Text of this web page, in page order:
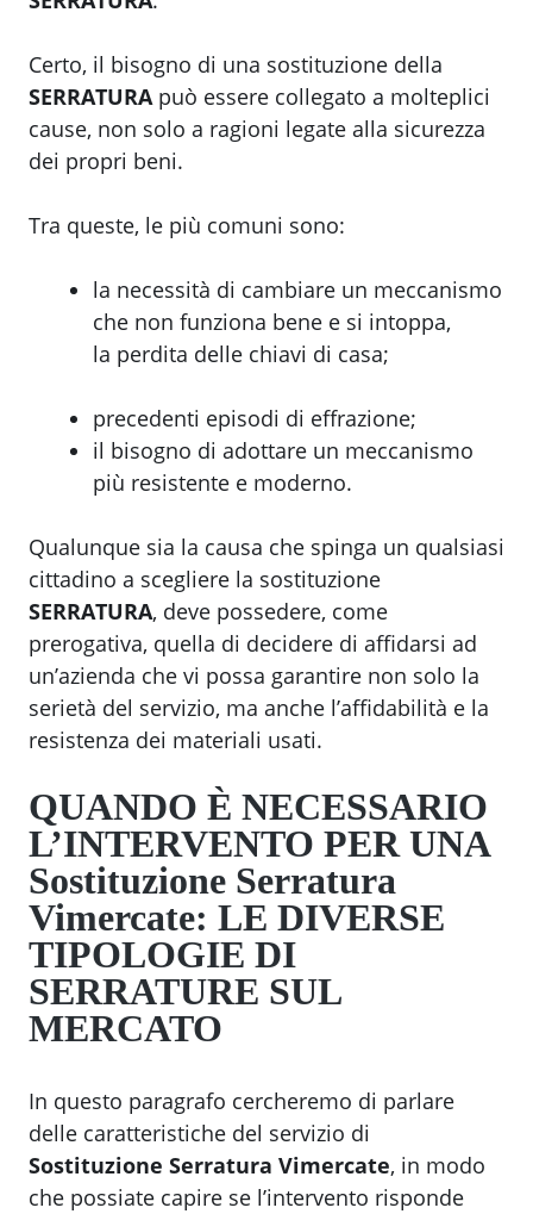
Certo, il bisogno di una sostituzione della
SERRATURApuò essere collegato a molteplici
cause, non solo a ragioni legate alla sicurezza
dei propri beni.
Tra queste, le più comuni sono:
la necessità di cambiare un meccanismo
che non funziona bene e si intoppa,
la perdita delle chiavi di casa;
precedenti episodi di effrazione;
il bisogno di adottare un meccanismo
più resistente e moderno.
Qualunque sia la causa che spinga un qualsiasi
cittadino a scegliere la sostituzione
SERRATURA, deve possedere, come
prerogativa, quella di decidere di affidarsi ad
un’azienda che vi possa garantire non solo la
serietà del servizio, ma anche l’affidabilità e la
resistenza dei materiali usati.
QUANDO È NECESSARIO
L’INTERVENTO PER UNA
Sostituzione Serratura
Vimercate: LE DIVERSE
TIPOLOGIE DI
SERRATURE SUL
MERCATO
In questo paragrafo cercheremo di parlare
delle caratteristiche del servizio di
Sostituzione Serratura Vimercate, in modo
che possiate capire se l’intervento risponde